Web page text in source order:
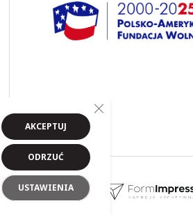
AKCEPTUJ
ODRZUĆ
USTAWIENIA
Close GDPR Cookie